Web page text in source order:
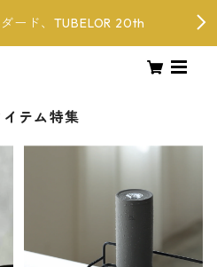
ード、TUBELOR 20th
テム特集